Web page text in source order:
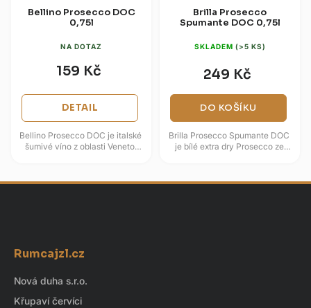
Bellino Prosecco DOC
0,75l
NA DOTAZ
159 Kč
DETAIL
Bellino Prosecco DOC je italské
šumivé víno z oblasti Veneto,
Brilla Prosecco
Spumante DOC 0,75l
SKLADEM (>5 KS)
249 Kč
DO KOŠÍKU
Brilla Prosecco Spumante DOC
je bílé extra dry Prosecco ze
Rumcajzl.cz
Nová duha s.r.o.
Křupaví červíci